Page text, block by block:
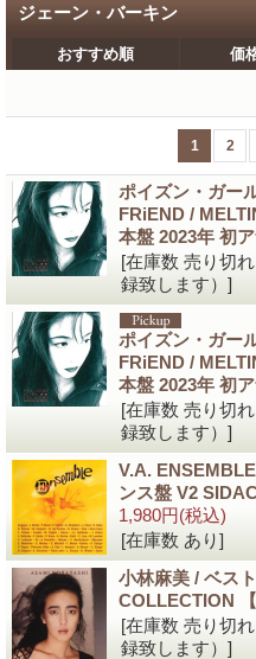
ジェーン・バーキン
おすすめ順 価
1 2
ポイズン・ガー
FRiEND /
本盤 2023年 初
[在庫数 売り切
録致します）]
ポイズン・ガー
FRiEND /
本盤 2023年 初
[在庫数 売り切
録致します）]
V.A.
ンス盤 V2
1,980円(税込)
[在庫数 あり]
小林麻美 / ベス
COLLECTION
[在庫数 売り切
録致します）]